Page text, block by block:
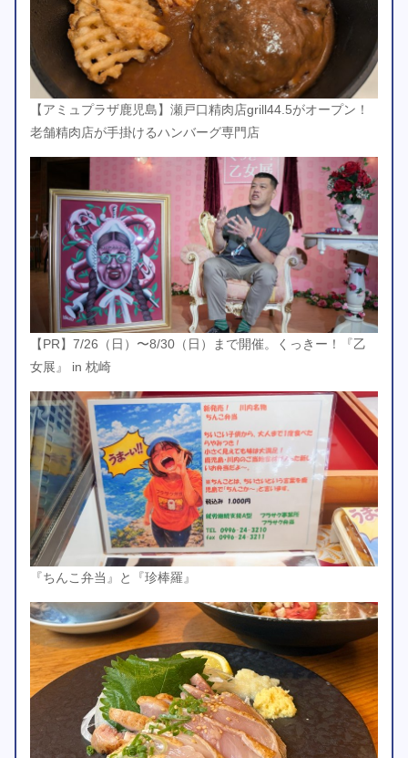
【アミュプラザ鹿児島】瀬戸口精肉店grill44.5がオープン！
老舗精肉店が手掛けるハンバーグ専門店
【PR】7/26（日）〜8/30（日）まで開催。くっきー！『乙
女展』 in 枕崎
『ちんこ弁当』と『珍棒羅』